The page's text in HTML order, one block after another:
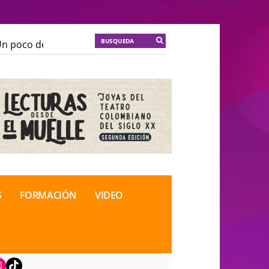
poco de locura para la cordura
de Teatro Rosa
FORMACIÓN VIDEO
TikTok